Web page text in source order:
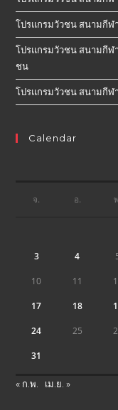
โปรแกรมวัวชน สนามกีฬ
โปรแกรมวัวชน สนามกีฬ
ชน
โปรแกรมวัวชน สนามกีฬ
Calendar
จ. อ.
3 4
10 11
17 18
24 25
31
« ก.พ. เม.ย. »